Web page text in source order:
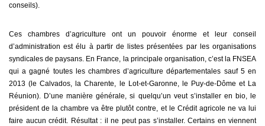
conseils).
Ces chambres d’agriculture ont un pouvoir énorme et leur conseil
d’administration est élu à partir de listes présentées par les organisations
syndicales de paysans. En France, la principale organisation, c’est la FNSEA
qui a gagné toutes les chambres d’agriculture départementales sauf 5 en
2013 (le Calvados, la Charente, le Lot-et-Garonne, le Puy-de-Dôme et La
Réunion). D’une manière générale, si quelqu’un veut s’installer en bio, le
président de la chambre va être plutôt contre, et le Crédit agricole ne va lui
faire aucun crédit. Résultat : il ne peut pas s’installer. Certains en viennent